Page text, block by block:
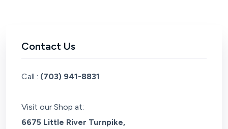
Contact Us
Call : (703) 941-8831
Visit our Shop at:
6675 Little River Turnpike,